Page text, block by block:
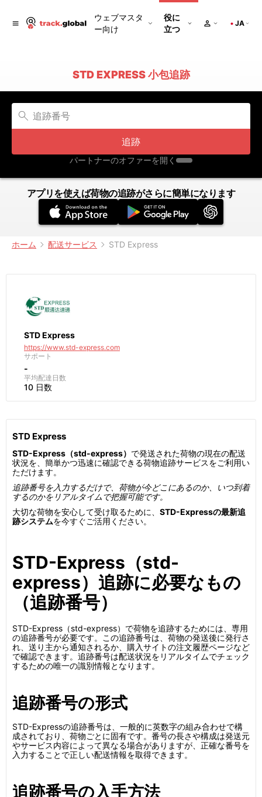
ウェブマスタ
ー向け
役に
立つ
JA
STD EXPRESS 小包追跡
追跡
パートナーのオファーを開く
アプリを使えば荷物の追跡がさらに簡単になります
ホーム 配送サービス STD Express
STD Express
https://www.std-express.com
サポート
-
平均配達日数
10 日数
STD Express
STD-Express（std-express） で発送された荷物の現在の配送
状況を、簡単かつ迅速に確認できる荷物追跡サービスをご利用い
ただけます。
追跡番号を入力するだけで、荷物が今どこにあるのか、いつ到着
するのかをリアルタイムで把握可能です。
大切な荷物を安心して受け取るために、 STD-Expressの最新追
跡システムを今すぐご活用ください。
STD-Express（std-
express）追跡に必要なもの
（追跡番号）
STD-Express（std-express）で荷物を追跡するためには、専用
の追跡番号が必要です。この追跡番号は、荷物の発送後に発行さ
れ、送り主から通知されるか、購入サイトの注文履歴ページなど
で確認できます。追跡番号は配送状況をリアルタイムでチェック
するための唯一の識別情報となります。
追跡番号の形式
STD-Expressの追跡番号は、一般的に英数字の組み合わせで構
成されており、荷物ごとに固有です。番号の長さや構成は発送元
やサービス内容によって異なる場合がありますが、正確な番号を
入力することで正しい配送情報を取得できます。
追跡番号の入手方法